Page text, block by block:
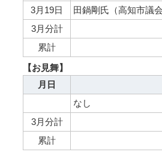
3月19日
田鍋剛氏（高知市議
3月分計
累計
【お見舞】
月日
なし
3月分計
累計